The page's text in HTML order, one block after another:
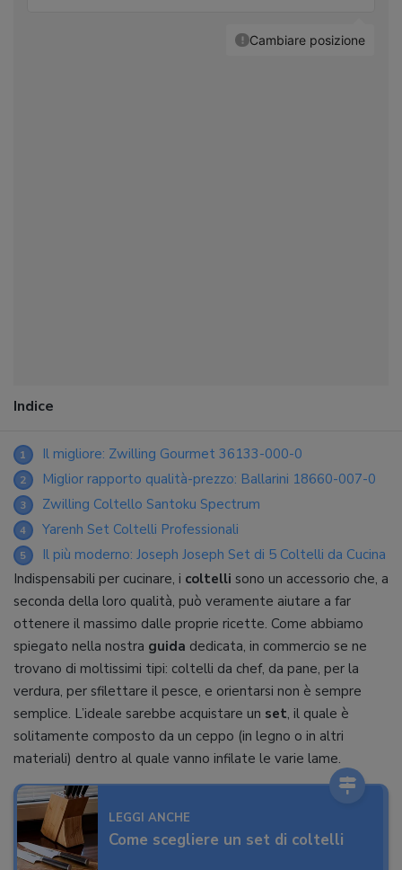
Indice
1 Il migliore: Zwilling Gourmet 36133-000-0
2 Miglior rapporto qualità-prezzo: Ballarini 18660-007-0
3 Zwilling Coltello Santoku Spectrum
4 Yarenh Set Coltelli Professionali
5
Il più moderno: Joseph Joseph Set di 5 Coltelli da Cucina
Indispensabili per cucinare, i coltelli sono un accessorio che, a
seconda della loro qualità, può veramente aiutare a far
ottenere il massimo dalle proprie ricette. Come abbiamo
spiegato nella nostra guida dedicata, in commercio se ne
trovano di moltissimi tipi: coltelli da chef, da pane, per la
verdura, per sfilettare il pesce, e orientarsi non è sempre
semplice. L’ideale sarebbe acquistare un set, il quale è
solitamente composto da un ceppo (in legno o in altri
materiali) dentro al quale vanno infilate le varie lame.
LEGGI ANCHE
Come scegliere un set di coltelli